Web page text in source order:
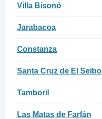
Villa Bisonó
Jarabacoa
Constanza
Santa Cruz de El Seibo
Tamboril
Las Matas de Farfán